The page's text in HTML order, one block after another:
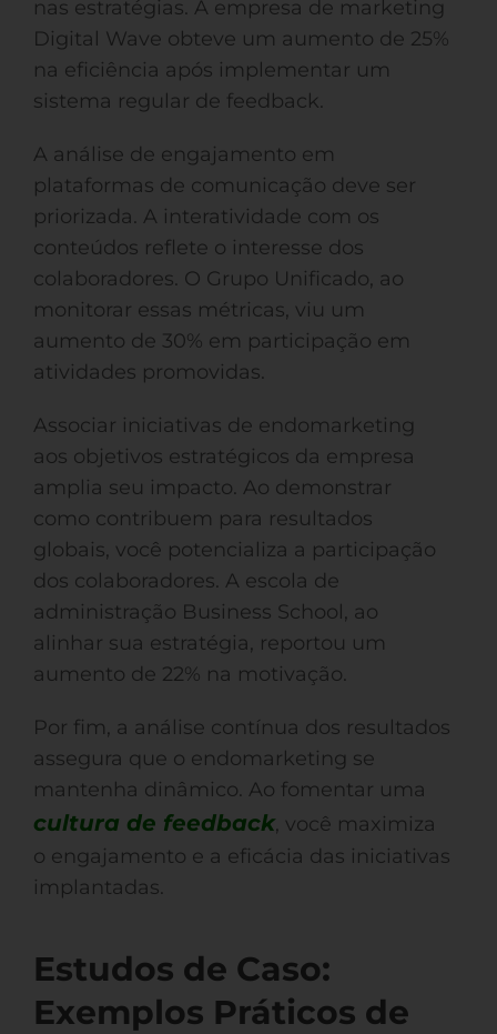
nas estratégias. A empresa de marketing
Digital Wave obteve um aumento de 25%
na eficiência após implementar um
sistema regular de feedback.
A análise de engajamento em
plataformas de comunicação deve ser
priorizada. A interatividade com os
conteúdos reflete o interesse dos
colaboradores. O Grupo Unificado, ao
monitorar essas métricas, viu um
aumento de 30% em participação em
atividades promovidas.
Associar iniciativas de endomarketing
aos objetivos estratégicos da empresa
amplia seu impacto. Ao demonstrar
como contribuem para resultados
globais, você potencializa a participação
dos colaboradores. A escola de
administração Business School, ao
alinhar sua estratégia, reportou um
aumento de 22% na motivação.
Por fim, a análise contínua dos resultados
assegura que o endomarketing se
mantenha dinâmico. Ao fomentar uma
cultura de feedback, você maximiza
o engajamento e a eficácia das iniciativas
implantadas.
Estudos de Caso:
Exemplos Práticos de